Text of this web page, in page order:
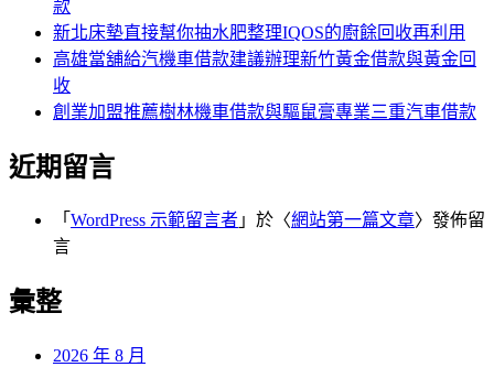
款
新北床墊直接幫你抽水肥整理IQOS的廚餘回收再利用
高雄當舖給汽機車借款建議辦理新竹黃金借款與黃金回
收
創業加盟推薦樹林機車借款與驅鼠膏專業三重汽車借款
近期留言
「 WordPress 示範留言者 」於〈網站第一篇文章〉發佈留
言
彙整
2026 年 8 月